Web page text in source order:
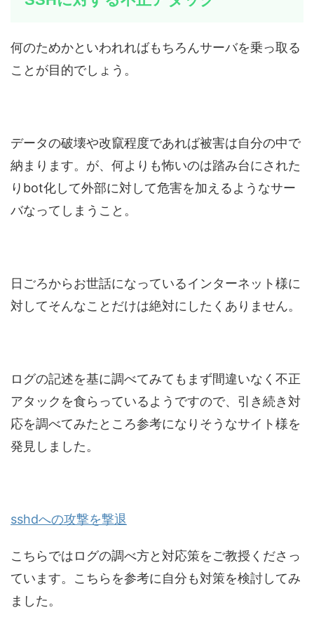
何のためかといわれればもちろんサーバを乗っ取る
ことが目的でしょう。
データの破壊や改竄程度であれば被害は自分の中で
納まります。が、何よりも怖いのは踏み台にされた
りbot化して外部に対して危害を加えるようなサー
バなってしまうこと。
日ごろからお世話になっているインターネット様に
対してそんなことだけは絶対にしたくありません。
ログの記述を基に調べてみてもまず間違いなく不正
アタックを食らっているようですので、引き続き対
応を調べてみたところ参考になりそうなサイト様を
発見しました。
sshdへの攻撃を撃退
こちらではログの調べ方と対応策をご教授くださっ
ています。こちらを参考に自分も対策を検討してみ
ました。